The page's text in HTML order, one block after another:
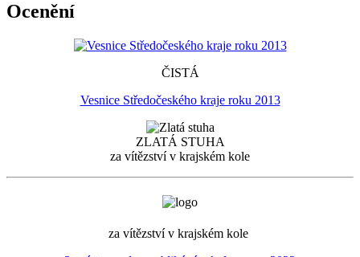
Ocenění
ČISTÁ
Vesnice Středočeského kraje roku 2013
ZLATÁ STUHA
za vítězství v krajském kole
za vítězství v krajském kole